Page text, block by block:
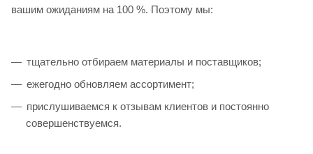
вашим ожиданиям на 100 %. Поэтому мы:
тщательно отбираем материалы и поставщиков;
ежегодно обновляем ассортимент;
прислушиваемся к отзывам клиентов и постоянно
совершенствуемся.